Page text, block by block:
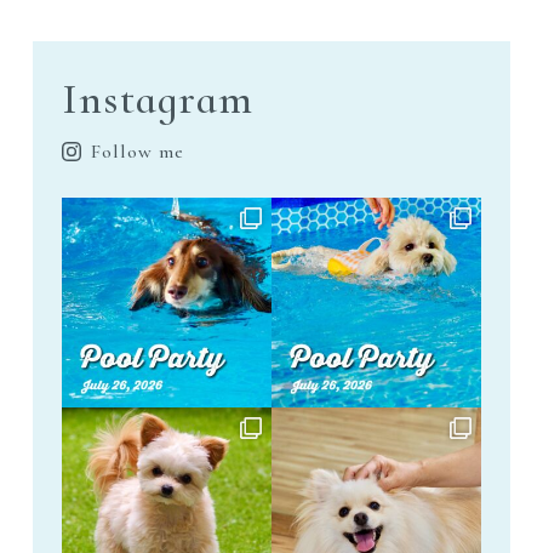
Instagram
Follow me